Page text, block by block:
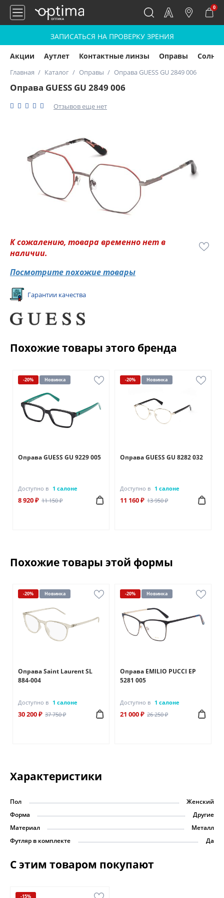
0
ЗАПИСАТЬСЯ НА ПРОВЕРКУ ЗРЕНИЯ
Акции Аутлет Контактные линзы Оправы
Главная Каталог Оправы Оправа GUESS GU 2849 006
Оправа GUESS GU 2849 006
Отзывов еще нет
К сожалению, товара временно нет в
наличии.
Посмотрите похожие товары
Гарантии качества
Похожие товары этого бренда
-20% Новинка
Оправа GUESS GU 9229 005
Доступно в 1 салоне
8 920 ₽ 11 150 ₽
-20% Новинка
Оправа GUESS GU 8282 032
Доступно в 1 салоне
11 160 ₽ 13 950 ₽
Похожие товары этой формы
-20% Новинка
Оправа Saint Laurent SL
884-004
Доступно в 1 салоне
30 200 ₽ 37 750 ₽
-20% Новинка
Оправа EMILIO PUCCI EP
5281 005
Доступно в 1 салоне
21 000 ₽ 26 250 ₽
Характеристики
Пол
Женский
Форма
Другие
Материал
Металл
Футляр в комплекте
Да
С этим товаром покупают
-15%